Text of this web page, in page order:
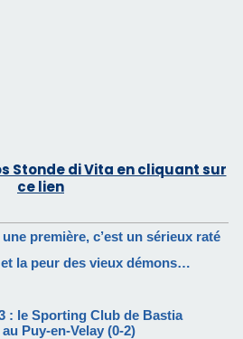
ce lien
première, c’est un sérieux raté
la peur des vieux démons…
: le Sporting Club de Bastia
Puy-en-Velay (0-2)